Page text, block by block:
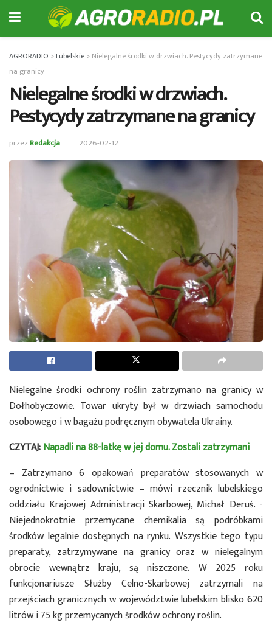
AGRORADIO >Lubelskie > Nielegalne środki w drzwiach. Pestycydy zatrzymane
na granicy
Nielegalne środki w drzwiach.
Pestycydy zatrzymane na granicy
przezRedakcja 2026-02-12
Nielegalne środki ochrony roślin zatrzymano na granicy w
Dołhobyczowie. Towar ukryty był w drzwiach samochodu
osobowego i w bagażu podręcznym obywatela Ukrainy.
CZYTAJ:Napadli na 88-latkę w jej domu. Zostali zatrzymani
– Zatrzymano 6 opakowań preparatów stosowanych w
ogrodnictwie i sadownictwie – mówi rzecznik lubelskiego
oddziału Krajowej Administracji Skarbowej, Michał Deruś. -
Niejednokrotnie przemycane chemikalia są podróbkami
środków legalnie dostępnych na rynku. Wszystkie tego typu
preparaty, zatrzymywane na granicy oraz w nielegalnym
obrocie wewnątrz kraju, są niszczone. W 2025 roku
funkcjonariusze Służby Celno-Skarbowej zatrzymali na
przejściach granicznych w województwie lubelskim blisko 620
litrów i 75 kg przemycanych środków ochrony roślin.